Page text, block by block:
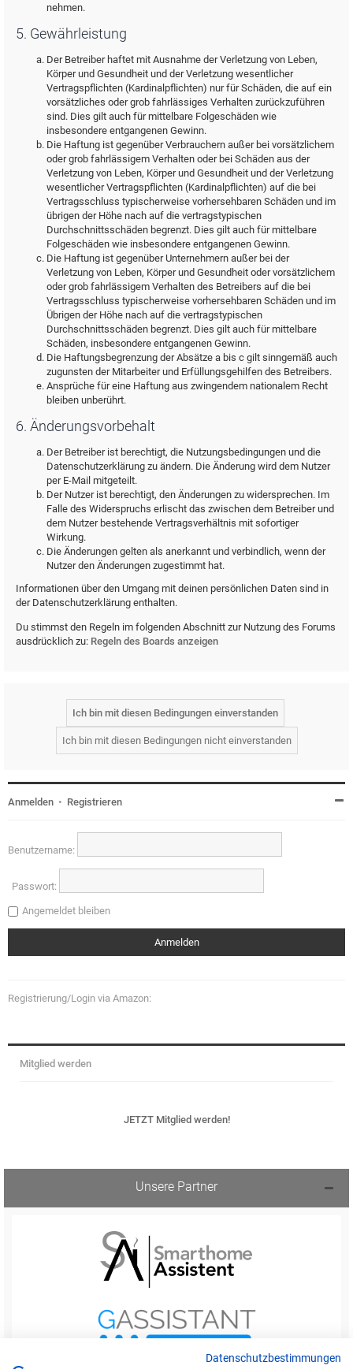
nehmen.
5. Gewährleistung
Der Betreiber haftet mit Ausnahme der Verletzung von Leben,
Körper und Gesundheit und der Verletzung wesentlicher
Vertragspflichten (Kardinalpflichten) nur für Schäden, die auf ein
vorsätzliches oder grob fahrlässiges Verhalten zurückzuführen
sind. Dies gilt auch für mittelbare Folgeschäden wie
insbesondere entgangenen Gewinn.
Die Haftung ist gegenüber Verbrauchern außer bei vorsätzlichem
oder grob fahrlässigem Verhalten oder bei Schäden aus der
Verletzung von Leben, Körper und Gesundheit und der Verletzung
wesentlicher Vertragspflichten (Kardinalpflichten) auf die bei
Vertragsschluss typischerweise vorhersehbaren Schäden und im
übrigen der Höhe nach auf die vertragstypischen
Durchschnittsschäden begrenzt. Dies gilt auch für mittelbare
Folgeschäden wie insbesondere entgangenen Gewinn.
Die Haftung ist gegenüber Unternehmern außer bei der
Verletzung von Leben, Körper und Gesundheit oder vorsätzlichem
oder grob fahrlässigem Verhalten des Betreibers auf die bei
Vertragsschluss typischerweise vorhersehbaren Schäden und im
Übrigen der Höhe nach auf die vertragstypischen
Durchschnittsschäden begrenzt. Dies gilt auch für mittelbare
Schäden, insbesondere entgangenen Gewinn.
Die Haftungsbegrenzung der Absätze a bis c gilt sinngemäß auch
zugunsten der Mitarbeiter und Erfüllungsgehilfen des Betreibers.
Ansprüche für eine Haftung aus zwingendem nationalem Recht
bleiben unberührt.
6. Änderungsvorbehalt
Der Betreiber ist berechtigt, die Nutzungsbedingungen und die
Datenschutzerklärung zu ändern. Die Änderung wird dem Nutzer
per E-Mail mitgeteilt.
Der Nutzer ist berechtigt, den Änderungen zu widersprechen. Im
Falle des Widerspruchs erlischt das zwischen dem Betreiber und
dem Nutzer bestehende Vertragsverhältnis mit sofortiger
Wirkung.
Die Änderungen gelten als anerkannt und verbindlich, wenn der
Nutzer den Änderungen zugestimmt hat.
Informationen über den Umgang mit deinen persönlichen Daten sind in
der Datenschutzerklärung enthalten.
Du stimmst den Regeln im folgenden Abschnitt zur Nutzung des Forums
ausdrücklich zu: Regeln des Boards anzeigen
Anmelden • Registrieren
Benutzername:
Passwort:
Angemeldet bleiben
Registrierung/Login via Amazon:
Mitglied werden
JETZT Mitglied werden!
Unsere Partner
Datenschutzbestimmungen